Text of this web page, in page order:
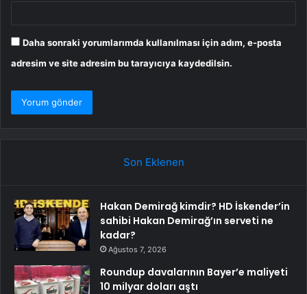
Daha sonraki yorumlarımda kullanılması için adım, e-posta
adresim ve site adresim bu tarayıcıya kaydedilsin.
Son Eklenen
Hakan Demirağ kimdir? HD İskender’in
sahibi Hakan Demirağ’ın serveti ne
kadar?
Ağustos 7, 2026
Roundup davalarının Bayer’e maliyeti
10 milyar doları aştı